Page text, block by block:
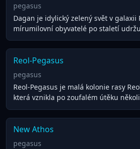
pegasus
Dagan je idylický zelený svět v galaxii
mírumilovní obyvatelé po staletí
Reol-Pegasus
pegasus
Reol-Pegasus je malá kolonie rasy
která vznikla po zoufalém útěku
New Athos
pegasus